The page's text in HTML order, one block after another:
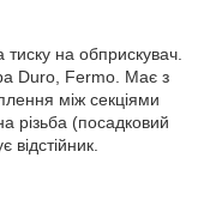
на обприскувач.
Duro, Fermo. Має з
між секціями
різьба (посадковий